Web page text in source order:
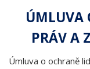
ÚMLUVA
PRÁV A
Úmluva o ochraně